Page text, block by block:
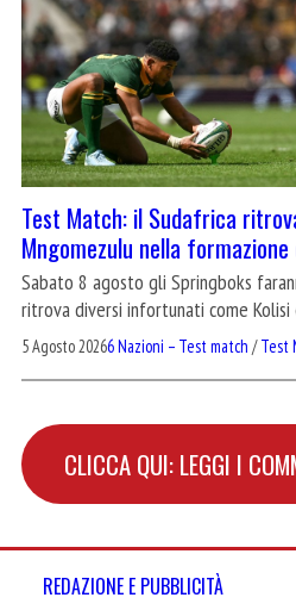
Test Match: il Sudafrica
Mngomezulu nella
Sabato 8 agosto gli Springboks
ritrova diversi infortunati come
5 Agosto 20266 Nazioni – Test match /Test
CLICCA QUI: LEGGI I
REDAZIONE E PUBBLICITÀ